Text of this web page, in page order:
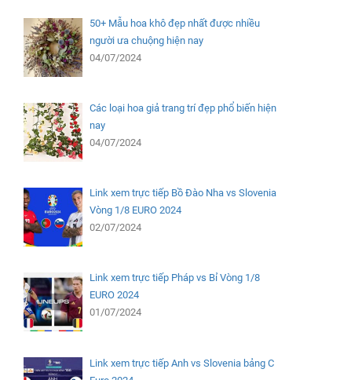
50+ Mẫu hoa khô đẹp nhất được nhiều
người ưa chuộng hiện nay
04/07/2024
Các loại hoa giả trang trí đẹp phổ biến hiện
nay
04/07/2024
Link xem trực tiếp Bồ Đào Nha vs Slovenia
Vòng 1/8 EURO 2024
02/07/2024
Link xem trực tiếp Pháp vs Bỉ Vòng 1/8
EURO 2024
01/07/2024
Link xem trực tiếp Anh vs Slovenia bảng C